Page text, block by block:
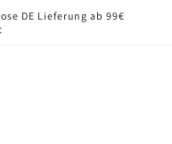
DE Lieferung ab 99€